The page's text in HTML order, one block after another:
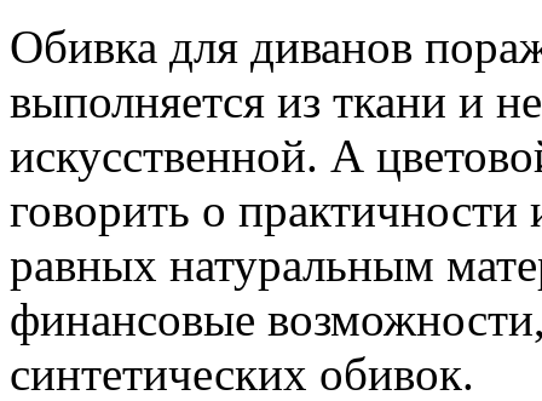
Обивка для диванов
выполняется из ткани и
искусственной. А
говорить о практичности
равных натуральным
финансовые
синтетических обивок.